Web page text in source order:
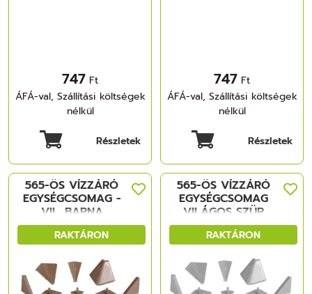
747 Ft
ÁFÁ-val, Szállítási költségek
nélkül
Részletek
747 Ft
ÁFÁ-val, Szállítási költségek
nélkül
Részletek
RAKTÁRON
565-ÖS VÍZZÁRÓ
EGYSÉGCSOMAG -
VIL. BARNA
MÜANYAG
RAKTÁRON
565-ÖS VÍZZÁRÓ
EGYSÉGCSOMAG
VILÁGOS SZÜR
MÜANYAG